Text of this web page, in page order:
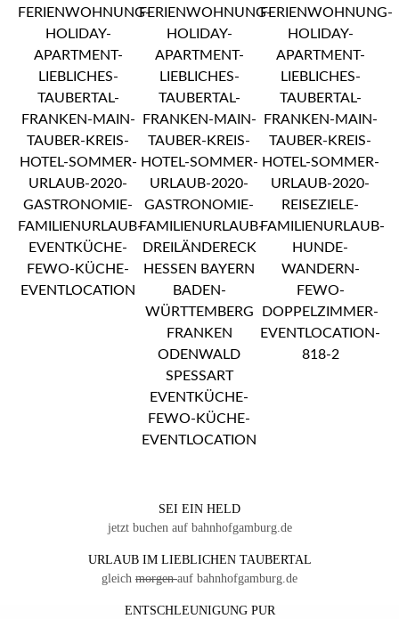
SEI EIN HELD
jetzt buchen auf bahnhofgamburg.de
URLAUB IM LIEBLICHEN TAUBERTAL
gleich morgenauf bahnhofgamburg.de
ENTSCHLEUNIGUNG PUR